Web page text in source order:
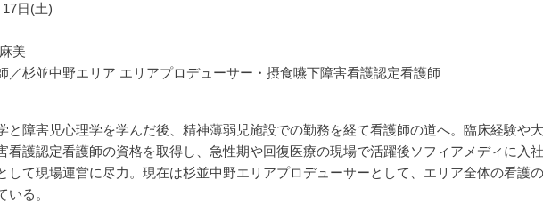
日(土)
美
／杉並中野エリア エリアプロデューサー・摂食嚥下障害看護認定看護師
と障害児心理学を学んだ後、精神薄弱児施設での勤務を経て看護師の道へ。臨床経験や
看護認定看護師の資格を取得し、急性期や回復医療の現場で活躍後ソフィアメディに入
して現場運営に尽力。現在は杉並中野エリアプロデューサーとして、エリア全体の看護
いる。